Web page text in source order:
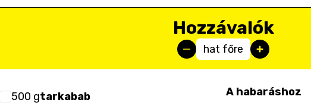
Hozzávalók
hat főre
500 gtarkabab
A habaráshoz